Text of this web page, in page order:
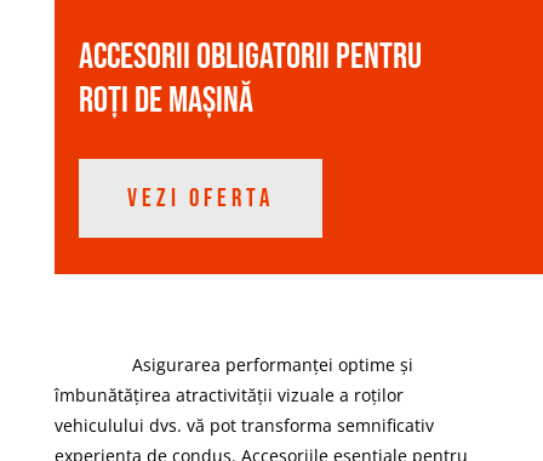
Accesorii obligatorii pentru
roți de mașină
VEZI OFERTA
Asigurarea performanței optime și
îmbunătățirea atractivității vizuale a roților
vehiculului dvs. vă pot transforma semnificativ
experiența de condus. Accesoriile esențiale pentru